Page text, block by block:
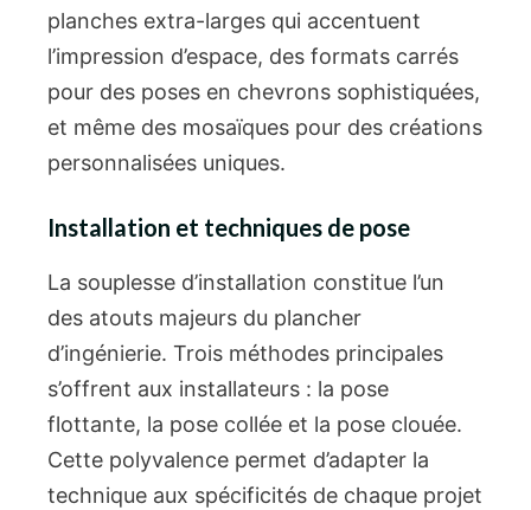
planches extra-larges qui accentuent
l’impression d’espace, des formats carrés
pour des poses en chevrons sophistiquées,
et même des mosaïques pour des créations
personnalisées uniques.
Installation et techniques de pose
La souplesse d’installation constitue l’un
des atouts majeurs du plancher
d’ingénierie. Trois méthodes principales
s’offrent aux installateurs : la pose
flottante, la pose collée et la pose clouée.
Cette polyvalence permet d’adapter la
technique aux spécificités de chaque projet